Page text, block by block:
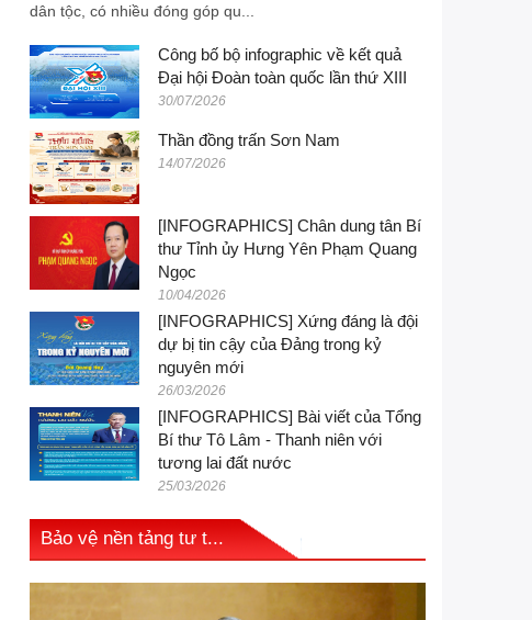
dân tộc, có nhiều đóng góp qu...
Công bố bộ infographic về kết quả
Đại hội Đoàn toàn quốc lần thứ XIII
30/07/2026
Thần đồng trấn Sơn Nam
14/07/2026
[INFOGRAPHICS] Chân dung tân Bí
thư Tỉnh ủy Hưng Yên Phạm Quang
Ngọc
10/04/2026
[INFOGRAPHICS] Xứng đáng là đội
dự bị tin cậy của Đảng trong kỷ
nguyên mới
26/03/2026
[INFOGRAPHICS] Bài viết của Tổng
Bí thư Tô Lâm - Thanh niên với
tương lai đất nước
25/03/2026
Bảo vệ nền tảng tư t...